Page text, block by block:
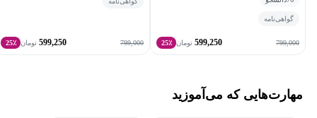
(معماری، مهندسی و ساخت و ساز) شناخته شد، که توسط مجله
گواهی‌نامه
799,000
599,250 تومان 25٪ 799,000
599,250 تومان 25٪
مهارت‌هایی که می‌آموزید